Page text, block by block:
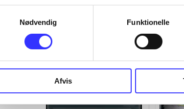
Nødvendig
Funktionelle
Afvis